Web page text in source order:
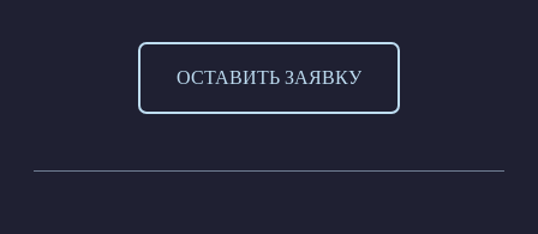
ОСТАВИТЬ ЗАЯВКУ